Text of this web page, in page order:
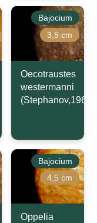
Bajocium
3,5 cm
Oecotraustes
westermanni
(Stephanov,1966)
Bajocium
4,5 cm
Oppelia